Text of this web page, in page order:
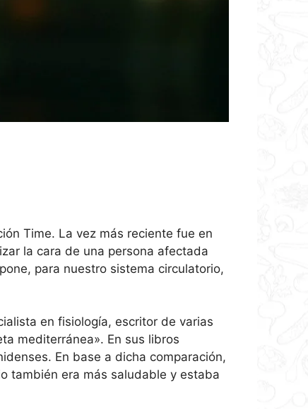
Time. La vez más reciente fue en
la cara de una persona afectada
para nuestro sistema circulatorio,
en fisiología, escritor de varias
mediterránea». En sus libros
En base a dicha comparación,
también era más saludable y estaba